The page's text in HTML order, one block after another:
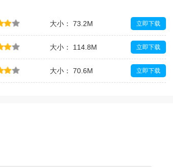
大小： 73.2M 立即下载
大小： 114.8M 立即下载
大小： 70.6M 立即下载